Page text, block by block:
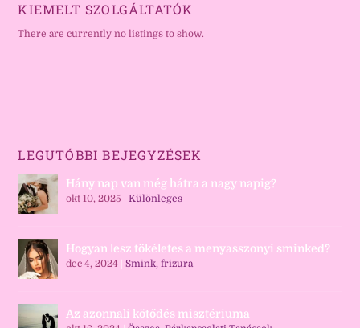
KIEMELT SZOLGÁLTATÓK
There are currently no listings to show.
LEGUTÓBBI BEJEGYZÉSEK
Hány nap van még hátra a nagy napig?
okt 10, 2025 |Különleges
Hogyan lesz tökéletes a menyasszonyi sminked?
dec 4, 2024 |Smink, frizura
Az azonnali kötődés misztériuma